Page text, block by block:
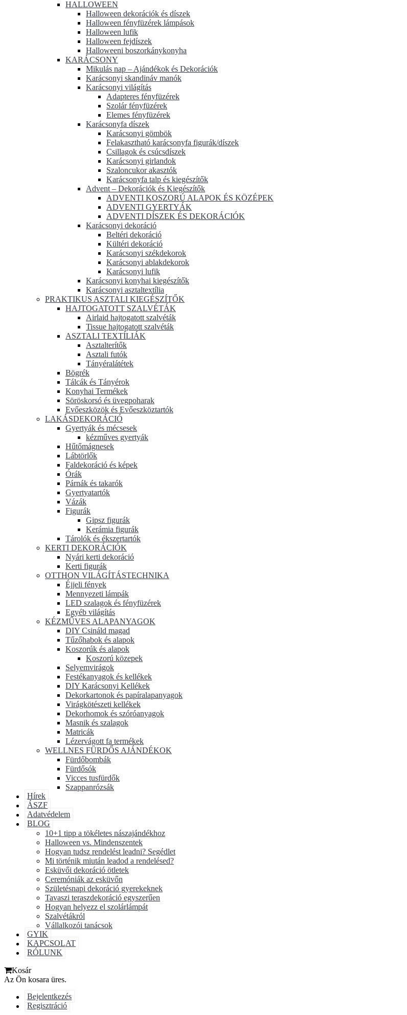
HALLOWEEN
Halloween dekorációk és díszek
Halloween fényfüzérek lámpások
Halloween lufik
Halloween fejdíszek
Halloweeni boszorkánykonyha
KARÁCSONY
Mikulás nap – Ajándékok és Dekorációk
Karácsonyi skandináv manók
Karácsonyi világítás
Adapteres fényfüzérek
Szolár fényfüzérek
Elemes fényfüzérek
Karácsonyfa díszek
Karácsonyi gömbök
Felakasztható karácsonyfa figurák/díszek
Csillagok és csúcsdíszek
Karácsonyi girlandok
Szaloncukor akasztók
Karácsonyfa talp és kiegészítők
Advent – Dekorációk és Kiegészítők
ADVENTI KOSZORÚ ALAPOK ÉS KÖZÉPEK
ADVENTI GYERTYÁK
ADVENTI DÍSZEK ÉS DEKORÁCIÓK
Karácsonyi dekoráció
Beltéri dekoráció
Kültéri dekoráció
Karácsonyi székdekorok
Karácsonyi ablakdekorok
Karácsonyi lufik
Karácsonyi konyhai kiegészítők
Karácsonyi asztaltextília
PRAKTIKUS ASZTALI KIEGÉSZÍTŐK
HAJTOGATOTT SZALVÉTÁK
Airlaid hajtogatott szalvéták
Tissue hajtogatott szalvéták
ASZTALI TEXTÍLIÁK
Asztalterítők
Asztali futók
Tányéralátétek
Bögrék
Tálcák és Tányérok
Konyhai Termékek
Söröskorsó és üvegpoharak
Evőeszközök és Evőeszköztartók
LAKÁSDEKORÁCIÓ
Gyertyák és mécsesek
kézműves gyertyák
Hűtőmágnesek
Lábtörlők
Faldekoráció és képek
Órák
Párnák és takarók
Gyertyatartók
Vázák
Figurák
Gipsz figurák
Kerámia figurák
Tárolók és ékszertartók
KERTI DEKORÁCIÓK
Nyári kerti dekoráció
Kerti figurák
OTTHON VILÁGÍTÁSTECHNIKA
Éjjeli fények
Mennyezeti lámpák
LED szalagok és fényfüzérek
Egyéb világítás
KÉZMŰVES ALAPANYAGOK
DIY Csináld magad
Tűzőhabok és alapok
Koszorúk és alapok
Koszorú közepek
Selyemvirágok
Festékanyagok és kellékek
DIY Karácsonyi Kellékek
Dekorkartonok és papíralapanyagok
Virágkötészeti kellékek
Dekorhomok és szóróanyagok
Masnik és szalagok
Matricák
Lézervágott fa termékek
WELLNES FÜRDŐS AJÁNDÉKOK
Fürdőbombák
Fürdősók
Vicces tusfürdők
Szappanrózsák
Hírek
ÁSZF
Adatvédelem
BLOG
10+1 tipp a tökéletes nászajándékhoz
Halloween vs. Mindenszentek
Hogyan tudsz rendelést leadni? Segédlet
Mi történik miután leadod a rendelésed?
Esküvői dekoráció ötletek
Ceremóniák az esküvőn
Születésnapi dekoráció gyerekeknek
Tavaszi teraszdekoráció egyszerűen
Hogyan helyezz el szolárlámpát
Szalvétákról
Vállalkozói tanácsok
GYIK
KAPCSOLAT
RÓLUNK
Kosár
Az Ön kosara üres.
Bejelentkezés
Regisztráció